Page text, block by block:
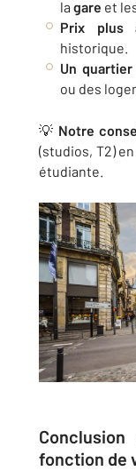
la gare et
Prix plus
historique.
Un
ou des
💡 Notre
(studios, T2)
étudiante.
fonction de